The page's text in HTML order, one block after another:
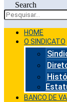
Search
HOME
O SINDICATO
BANCO DE